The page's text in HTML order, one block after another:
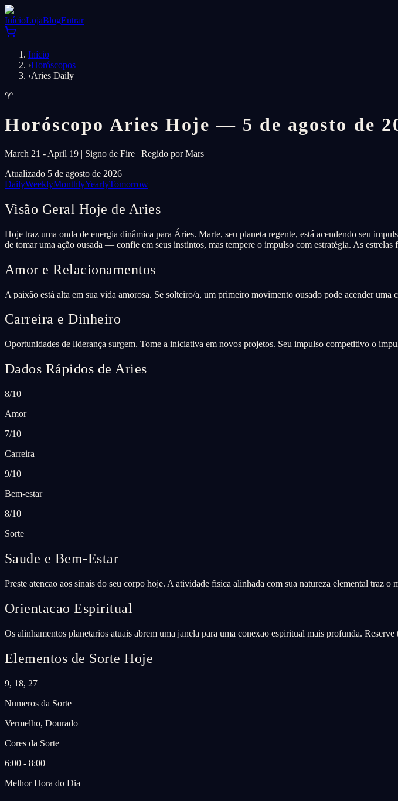
InícioLojaBlogEntrar
Início
›Horóscopos
›Aries Daily
♈
Horóscopo Aries Hoje — 5 de agosto de
March 21 - April 19 | Signo de Fire | Regido por Mars
Atualizado 5 de agosto de 2026
DailyWeeklyMonthlyYearlyTomorrow
Visão Geral Hoje de Aries
Hoje traz uma onda de energia dinâmica para Áries. Marte, seu planeta regente, está acendendo seu
de tomar uma ação ousada — confie em seus instintos, mas tempere o impulso com estratégia. As
Amor e Relacionamentos
A paixão está alta em sua vida amorosa. Se solteiro/a, um primeiro movimento ousado pode acender
Carreira e Dinheiro
Oportunidades de liderança surgem. Tome a iniciativa em novos projetos. Seu impulso competitivo o
Dados Rápidos de Aries
8/10
Amor
7/10
Carreira
9/10
Bem-estar
8/10
Sorte
Saude e Bem-Estar
Preste atencao aos sinais do seu corpo hoje. A atividade fisica alinhada com sua natureza elemental traz
Orientacao Espiritual
Os alinhamentos planetarios atuais abrem uma janela para uma conexao espiritual mais profunda.
Elementos de Sorte Hoje
9, 18, 27
Numeros da Sorte
Vermelho, Dourado
Cores da Sorte
6:00 - 8:00
Melhor Hora do Dia